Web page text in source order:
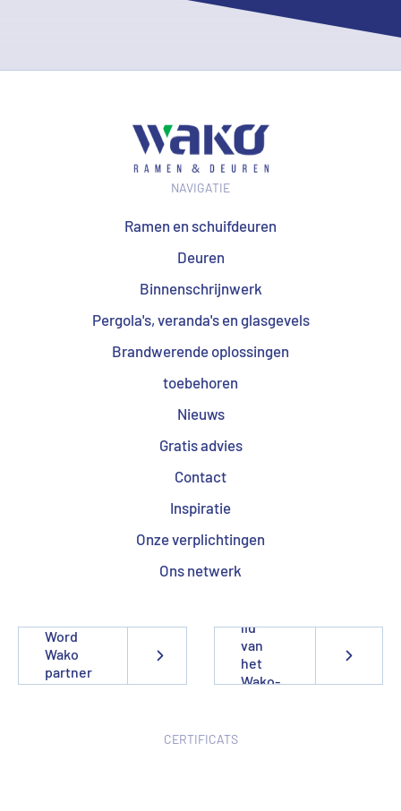
NAVIGATIE
Ramen en schuifdeuren
Deuren
Binnenschrijnwerk
Pergola's, veranda's en glasgevels
Brandwerende oplossingen
toebehoren
Nieuws
Gratis advies
Contact
Inspiratie
Onze verplichtingen
Ons netwerk
Word
Wako
partner
lid
van
het
Wako-
CERTIFICATS